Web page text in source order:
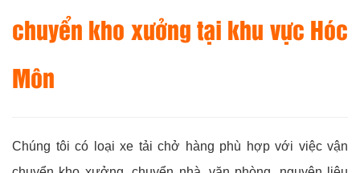
chuyển kho xưởng tại khu vực Hóc
Môn
Chúng tôi có loại xe tải chở hàng phù hợp với việc vận